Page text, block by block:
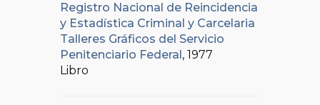
Registro Nacional de Reincidencia
y Estadística Criminal y Carcelaria
Talleres Gráficos del Servicio
Penitenciario Federal , 1977
Libro